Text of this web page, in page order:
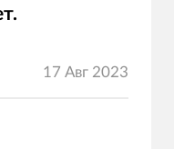
17 Авг 2023